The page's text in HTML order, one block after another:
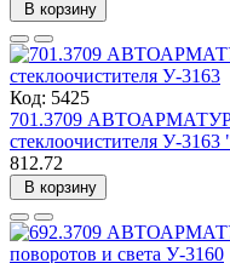
В корзину
Код: 5425
701.3709
стеклоочистителя У-
812.72
В корзину